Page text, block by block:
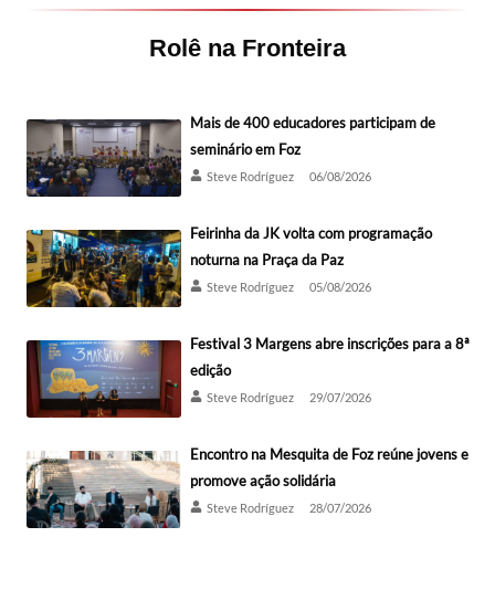
Rolê na Fronteira
Mais de 400 educadores participam de
seminário em Foz
Steve Rodríguez 06/08/2026
Feirinha da JK volta com programação
noturna na Praça da Paz
Steve Rodríguez 05/08/2026
Festival 3 Margens abre inscrições para a 8ª
edição
Steve Rodríguez 29/07/2026
Encontro na Mesquita de Foz reúne jovens e
promove ação solidária
Steve Rodríguez 28/07/2026